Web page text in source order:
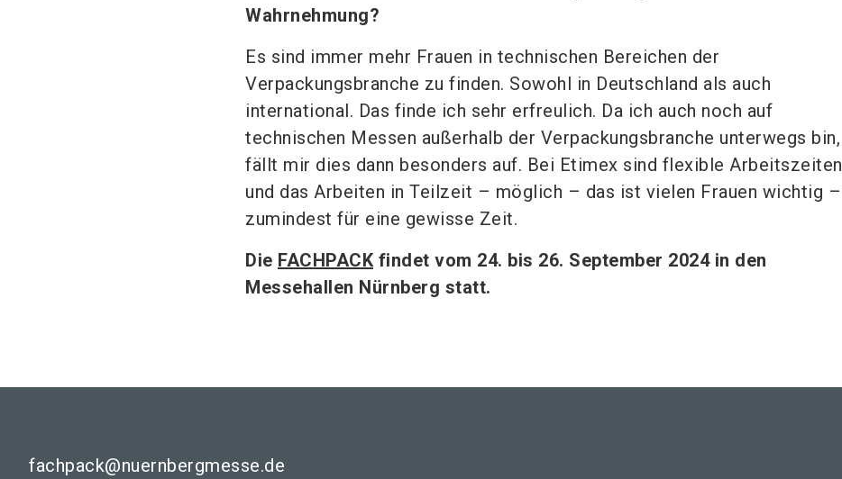
Wahrnehmung?
Es sind immer mehr Frauen in technischen Bereichen der
Verpackungsbranche zu finden. Sowohl in Deutschland als auch
international. Das finde ich sehr erfreulich. Da ich auch noch auf
technischen Messen außerhalb der Verpackungsbranche unterwegs bin,
fällt mir dies dann besonders auf. Bei Etimex sind flexible Arbeitszeiten
und das Arbeiten in Teilzeit – möglich – das ist vielen Frauen wichtig –
zumindest für eine gewisse Zeit.
Die FACHPACKfindet vom 24. bis 26. September 2024 in den
Messehallen Nürnberg statt.
fachpack@nuernbergmesse.de